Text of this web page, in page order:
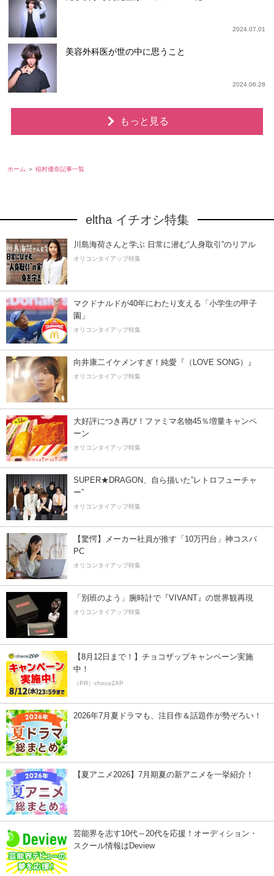
2024.07.01
美容外科医が世の中に思うこと
2024.06.28
もっと見る
ホーム 稲村優奈記事一覧
eltha イチオシ特集
川島海荷さんと学ぶ 日常に潜む“人身取引”のリアル
オリコンタイアップ特集
マクドナルドが40年にわたり支える「小学生の甲子
園」
オリコンタイアップ特集
向井康二イケメンすぎ！純愛『（LOVE SONG）』
オリコンタイアップ特集
大好評につき再び！ファミマ名物45％増量キャンペ
ーン
オリコンタイアップ特集
SUPER★DRAGON、自ら描いた”レトロフューチャ
ー”
オリコンタイアップ特集
【驚愕】メーカー社員が推す「10万円台」神コスパ
PC
オリコンタイアップ特集
「別班のよう」腕時計で『VIVANT』の世界観再現
オリコンタイアップ特集
【8月12日まで！】チョコザップキャンペーン実施
中！
（PR）chocoZAP
2026年7月夏ドラマも、注目作＆話題作が勢ぞろい！
【夏アニメ2026】7月期夏の新アニメを一挙紹介！
芸能界を志す10代～20代を応援！オーディション・
スクール情報はDeview